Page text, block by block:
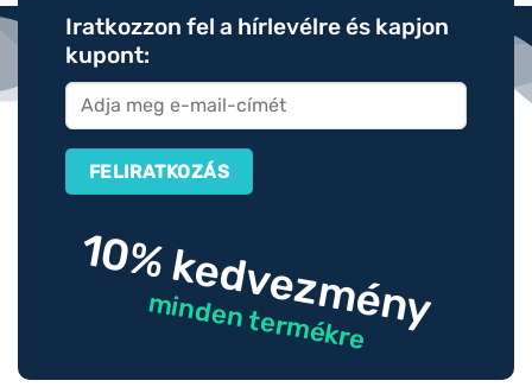
Iratkozzon fel a hírlevélre és kapjon
kupont:
10% kedvezmény
minden termékre